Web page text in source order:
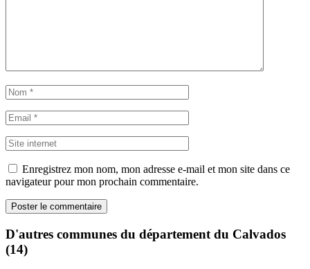
Enregistrez mon nom, mon adresse e-mail et mon site dans ce
navigateur pour mon prochain commentaire.
D'autres communes du département du Calvados
(14)